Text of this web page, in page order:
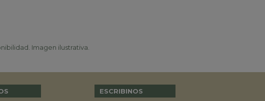
Imagen ilustrativa.
ESCRIBINOS